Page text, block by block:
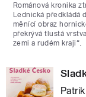
Románová kronika
Lednická předkládá
měnící obraz
překrývá tlustá
zemi a rudém kraji“.